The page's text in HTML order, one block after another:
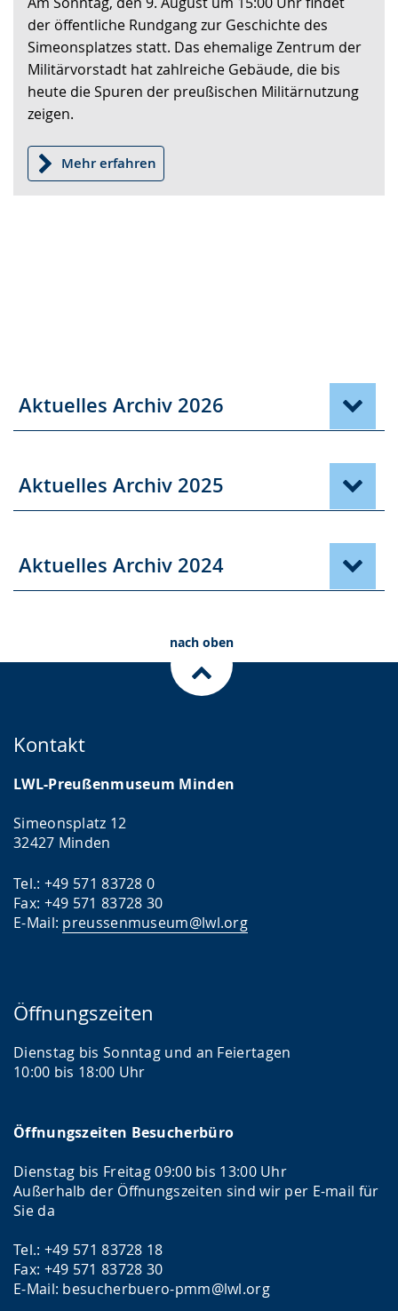
wechseln.
Deutscher
Gebärdensprache
wird
angezeigt.
der öffentliche Rundgang zur Geschichte des
Simeonsplatzes statt. Das ehemalige Zentrum der
Militärvorstadt hat zahlreiche Gebäude, die bis
heute die Spuren der preußischen Militärnutzung
zeigen.
Mehr erfahren
Aktuelles Archiv 2026
Aktuelles Archiv 2025
Aktuelles Archiv 2024
nach oben
Kontakt
LWL-Preußenmuseum Minden
Simeonsplatz 12
32427 Minden
Tel.: +49 571 83728 0
Fax: +49 571 83728 30
E-Mail: preussenmuseum@lwl.org
Öffnungszeiten
Dienstag bis Sonntag und an Feiertagen
10:00 bis 18:00 Uhr
Öffnungszeiten Besucherbüro
Dienstag bis Freitag 09:00 bis 13:00 Uhr
Außerhalb der Öffnungszeiten sind wir per E-mail für
Sie da
Tel.: +49 571 83728 18
Fax: +49 571 83728 30
E-Mail: besucherbuero-pmm@lwl.org